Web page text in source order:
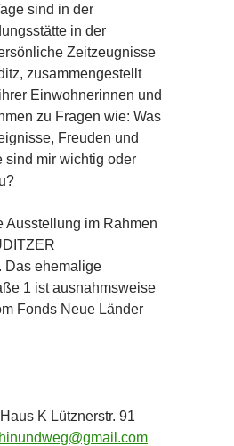
sind in der
in der
Zeitzeugnisse
zusammengestellt
Einwohnerinnen und
zu Fragen wie: Was
Freuden und
sind mir wichtig oder
Ausstellung im Rahmen
Das ehemalige
1 ist ausnahmsweise
Fonds Neue Länder
K Lütznerstr. 91
hinundweg@gmail.com